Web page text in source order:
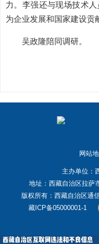
力。李强还与现场技术
为企业发展和国家建设贡
吴政隆陪同调研。
网站
主办单位：
地址：西藏自治区拉萨
版权所有：西藏自治区通
藏ICP备05000001-1